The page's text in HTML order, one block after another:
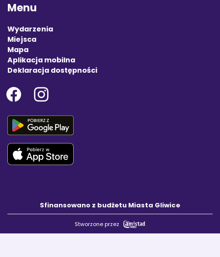
Menu
Wydarzenia
Miejsca
Mapa
Aplikacja mobilna
Deklaracja dostępności
Sfinansowano z budżetu Miasta Gliwice
Stworzone przez